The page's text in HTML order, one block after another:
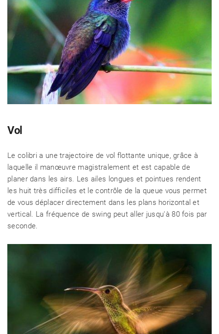
Vol
Le colibri a une trajectoire de vol flottante unique, grâce à
laquelle il manœuvre magistralement et est capable de
planer dans les airs. Les ailes longues et pointues rendent
les huit très difficiles et le contrôle de la queue vous permet
de vous déplacer directement dans les plans horizontal et
vertical. La fréquence de swing peut aller jusqu'à 80 fois par
seconde.